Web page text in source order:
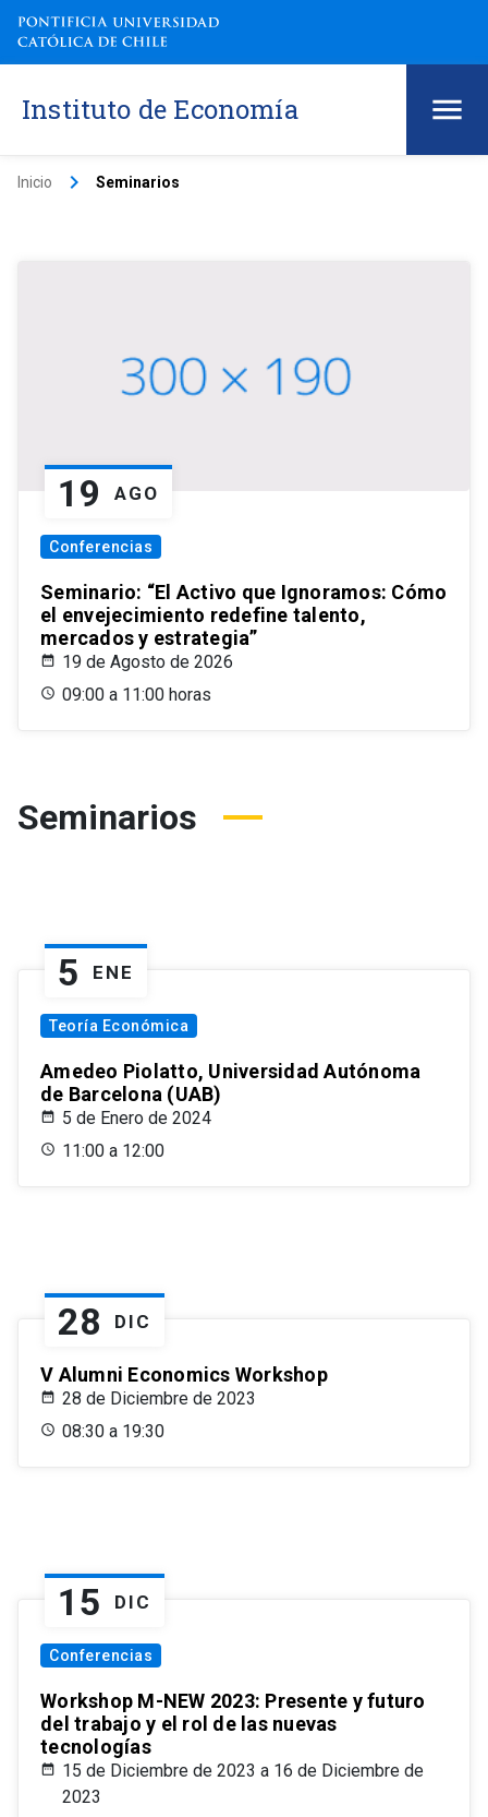
Instituto de Economía
Inicio keyboard_arrow_right Seminarios
19 AGO
Conferencias
Seminario: “El Activo que Ignoramos: Cómo
el envejecimiento redefine talento,
mercados y estrategia”
19 de Agosto de 2026
09:00 a 11:00 horas
Seminarios
5 ENE
Teoría Económica
Amedeo Piolatto, Universidad Autónoma
de Barcelona (UAB)
5 de Enero de 2024
11:00 a 12:00
28 DIC
V Alumni Economics Workshop
28 de Diciembre de 2023
08:30 a 19:30
15 DIC
Conferencias
Workshop M-NEW 2023: Presente y futuro
del trabajo y el rol de las nuevas
tecnologías
15 de Diciembre de 2023 a 16 de Diciembre de
2023